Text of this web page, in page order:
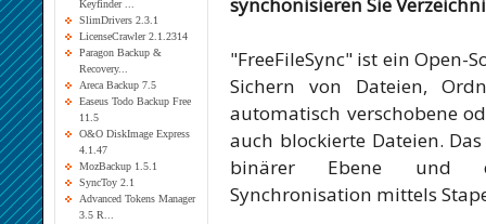
Keyfinder ...
SlimDrivers 2.3.1
LicenseCrawler 2.1.2314
Paragon Backup &
Recovery...
Areca Backup 7.5
Easeus Todo Backup Free
11.5
O&O DiskImage Express
4.1.47
MozBackup 1.5.1
SyncToy 2.1
Advanced Tokens Manager
3.5 R...
"FreeFileSync" ist ein Open-
Sichern von Dateien,
automatisch verschobene
auch blockierte Dateien.
binärer Ebene und
Synchronisation mittels